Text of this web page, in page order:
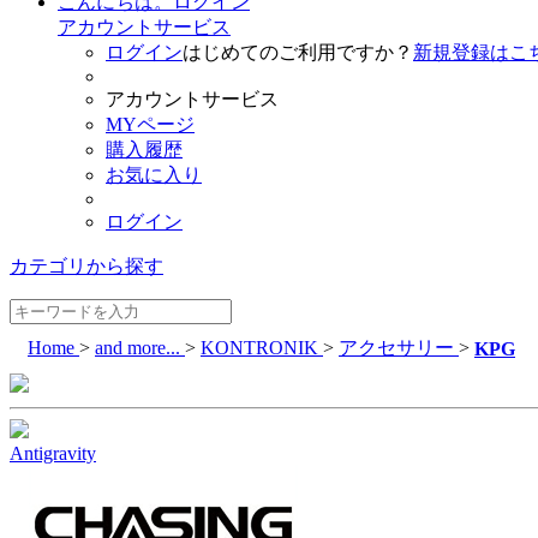
アカウントサービス
ログインはじめてのご利用ですか？ 新規登録はこ
アカウントサービス
MYページ
購入履歴
お気に入り
ログイン
カテゴリから探す
Home > and more... > KONTRONIK > アクセサリー > KPG
Antigravity